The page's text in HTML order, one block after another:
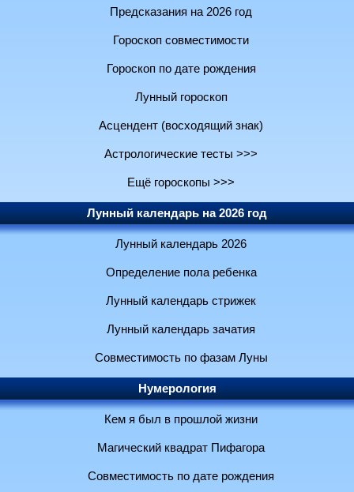
Предсказания на 2026 год
Гороскоп совместимости
Гороскоп по дате рождения
Лунный гороскоп
Асцендент (восходящий знак)
Астрологические тесты >>>
Ещё гороскопы >>>
Лунный календарь на 2026 год
Лунный календарь 2026
Определение пола ребенка
Лунный календарь стрижек
Лунный календарь зачатия
Совместимость по фазам Луны
Нумерология
Кем я был в прошлой жизни
Магический квадрат Пифагора
Совместимость по дате рождения